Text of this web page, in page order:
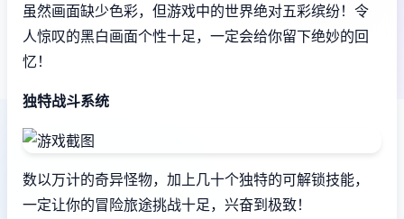
虽然画面缺少色彩，但游戏中的世界绝对五彩缤纷！令
人惊叹的黑白画面个性十足，一定会给你留下绝妙的回
忆！
独特战斗系统
数以万计的奇异怪物，加上几十个独特的可解锁技能，
一定让你的冒险旅途挑战十足，兴奋到极致！